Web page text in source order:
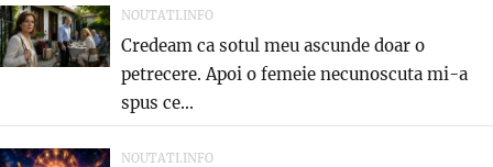
NOUTATI.INFO
Credeam ca sotul meu ascunde doar o
petrecere. Apoi o femeie necunoscuta mi-a
spus ce...
NOUTATI.INFO